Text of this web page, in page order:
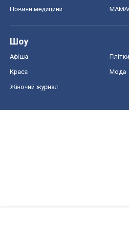
Новини медицини
Шоу
Афіша Плітки
Краса Мода
Жіночий журнал